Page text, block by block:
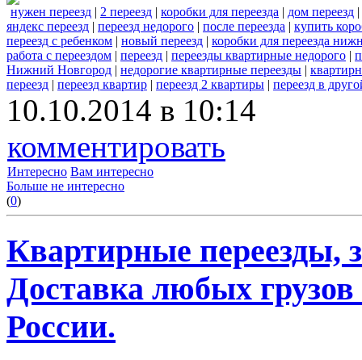
нужен переезд | 2 переезд | коробки для переезда | дом переезд |
яндекс переезд | переезд недорого | после переезда | купить
переезд с ребенком | новый переезд | коробки для переезда
работа с переездом | переезд | переезды квартирные недорого |
Нижний Новгород | недорогие квартирные переезды |
переезд | переезд квартир | переезд 2 квартиры | переезд в
10.10.2014 в 10:14
комментировать
Интересно Вам интересно
Больше не интересно
(0)
Квартирные переезды,
Доставка любых
России.